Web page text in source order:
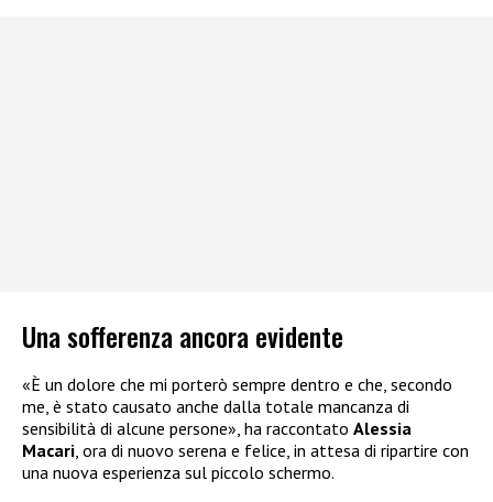
Una sofferenza ancora evidente
«È un dolore che mi porterò sempre dentro e che, secondo
me, è stato causato anche dalla totale mancanza di
sensibilità di alcune persone», ha raccontato Alessia
Macari , ora di nuovo serena e felice, in attesa di ripartire con
una nuova esperienza sul piccolo schermo.